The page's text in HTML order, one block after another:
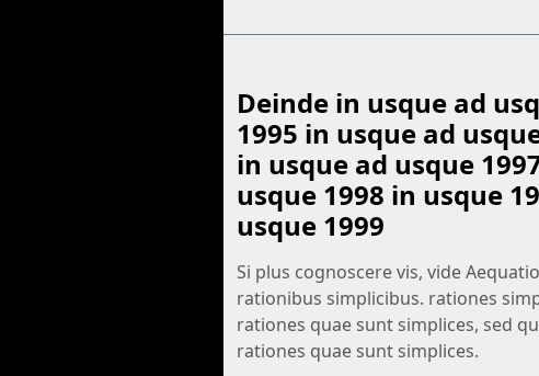
Deinde in usque ad
1995 in usque ad
in usque ad usque
usque 1998 in usque
usque 1999
Si plus cognoscere vis, vide
rationibus simplicibus. rationes
rationes quae sunt simplices, sed
rationes quae sunt simplices.